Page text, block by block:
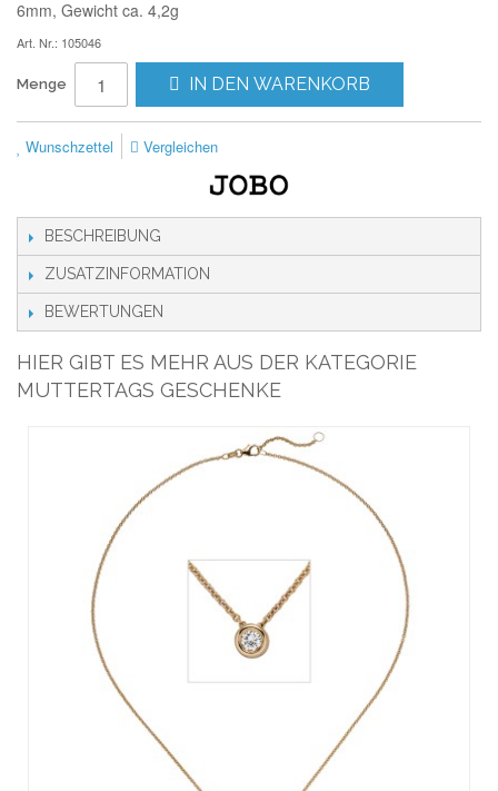
6mm, Gewicht ca. 4,2g
Art. Nr.: 105046
Menge IN DEN WARENKORB
Wunschzettel Vergleichen
BESCHREIBUNG
ZUSATZINFORMATION
BEWERTUNGEN
HIER GIBT ES MEHR AUS DER KATEGORIE
MUTTERTAGS GESCHENKE